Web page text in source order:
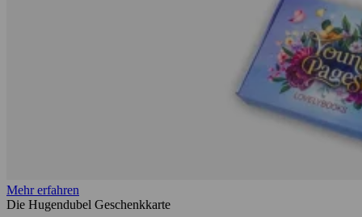
Mehr erfahren
Die Hugendubel Geschenkkarte